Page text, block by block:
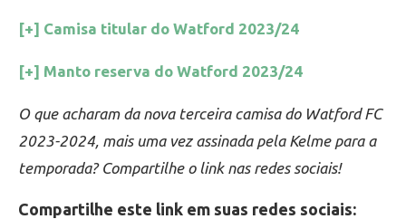
[+] Camisa titular do Watford 2023/24
[+] Manto reserva do Watford 2023/24
O que acharam da nova terceira camisa do Watford FC
2023-2024, mais uma vez assinada pela Kelme para a
temporada? Compartilhe o link nas redes sociais!
Compartilhe este link em suas redes sociais: